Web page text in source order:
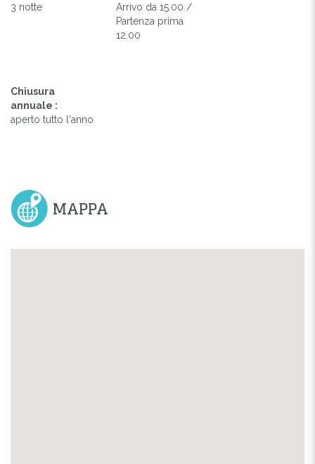
3 notte
Arrivo da 15.00 /
Partenza prima
12.00
Chiusura
annuale :
aperto tutto l'anno
MAPPA